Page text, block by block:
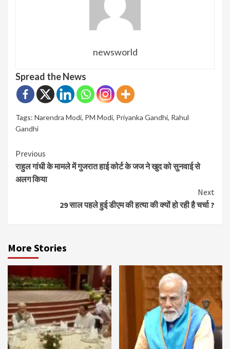
newsworld
Spread the News
Tags: Narendra Modi, PM Modi, Priyanka Gandhi, Rahul
Gandhi
Continue
Reading
Previous
राहुल गांधी के मामले में गुजरात हाई कोर्ट के जज ने खुद को सुनवाई से
अलग किया
Next
29 साल पहले हुई डीएम की हत्या की क्यों हो रही है चर्चा ?
More Stories